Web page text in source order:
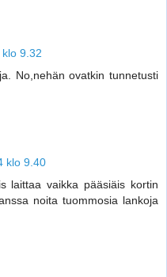
9.32
No,nehän ovatkin tunnetusti
klo 9.40
laittaa vaikka pääsiäis kortin
noita tuommosia lankoja